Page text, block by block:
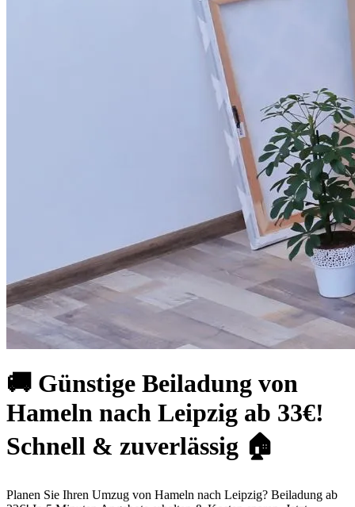
🚚 Günstige Beiladung von
Hameln nach Leipzig ab 33€!
Schnell & zuverlässig 🏠
Planen Sie Ihren Umzug von Hameln nach Leipzig? Beiladung ab